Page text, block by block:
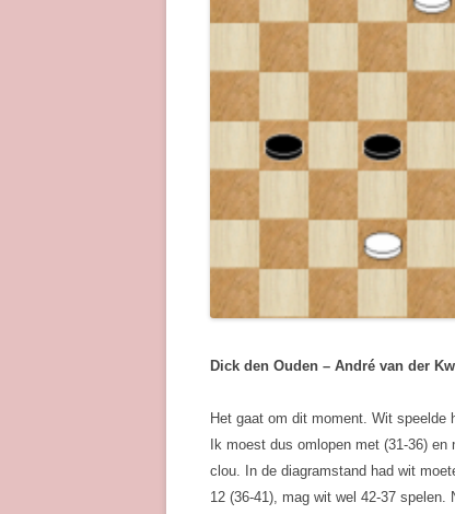
Dick den Ouden – André van der
Het gaat om dit moment. Wit speelde
Ik moest dus omlopen met (31-36)
clou. In de diagramstand had wit
12 (36-41), mag wit wel 42-37